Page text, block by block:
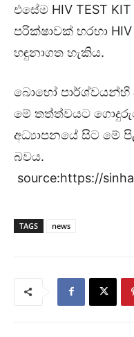
එසේම HIV TEST
පරික්ෂාවක් හරහා
හඳුනාගත හැකිය.
බොහෝ පාර්ශ්වයන්හි
මේ තත්ත්වයට
අධ්‍යාපනයේ සිට මේ
බවය.
source:https://
TAGS news